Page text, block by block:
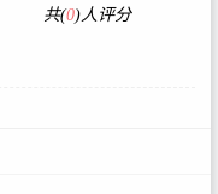
共(0)人评分